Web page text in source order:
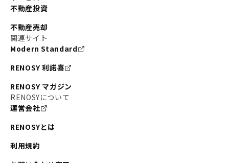
不動産投資
不動産売却
関連サイト
Modern Standard
RENOSY 利諾喜
RENOSY マガジン
RENOSYについて
運営会社
RENOSYとは
利用規約